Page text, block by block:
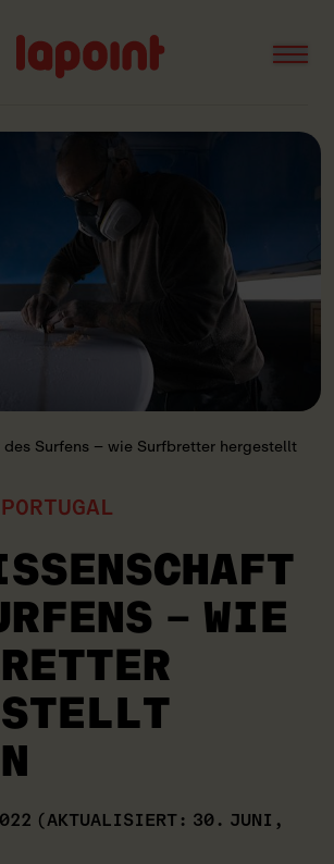
Lapoint
Surfens – wie Surfbretter hergestellt
PORTUGAL
– WIE
(AKTUALISIERT: 30. JUNI,